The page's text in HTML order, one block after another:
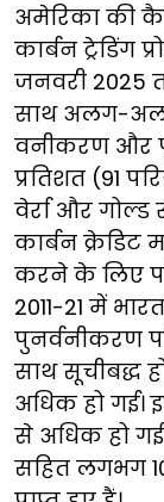
अमेरिका की
कार्बन ट्रेडिंग
जनवरी 2025
साथ अलग-
वनीकरण और
प्रतिशत (91
वेर्रा और गोल्ड
कार्बन क्रेडिट
करने के लिए
2011-21 में
पुनर्वनीकरण
साथ सूचीबद्ध
अधिक हो गई।
से अधिक हो
सहित लगभग